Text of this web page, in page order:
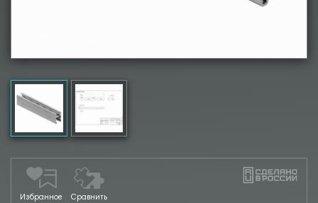
Избранное Сравнить